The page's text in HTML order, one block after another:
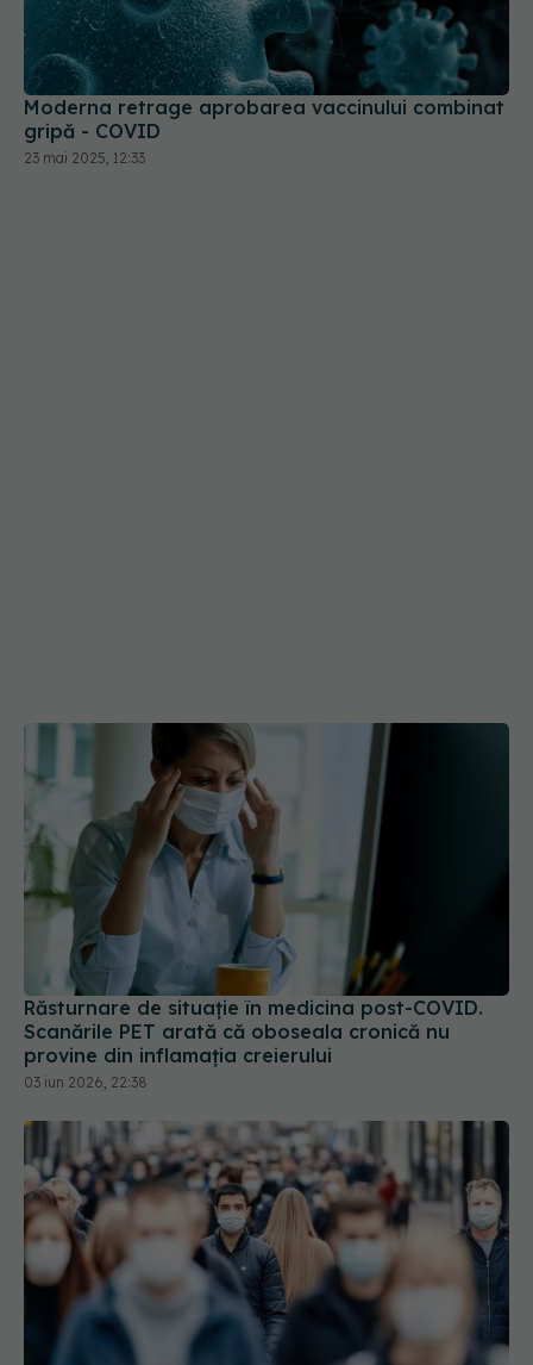
Moderna retrage aprobarea vaccinului combinat
gripă - COVID
23 mai 2025, 12:33
Răsturnare de situație în medicina post-COVID.
Scanările PET arată că oboseala cronică nu
provine din inflamația creierului
03 iun 2026, 22:38